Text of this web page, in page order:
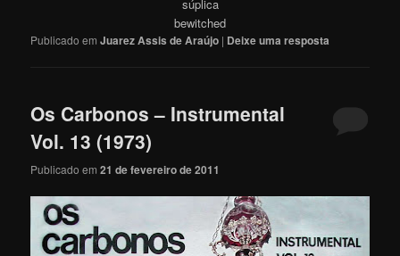
súplica
bewitched
Publicado em Juarez Assis de Araújo | Deixe uma resposta
Os Carbonos – Instrumental
Vol. 13 (1973)
Publicado em21 de fevereiro de 2011